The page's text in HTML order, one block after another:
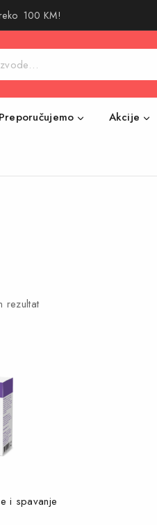
100 KM!
Preporučujemo Akcije
rezultat
i spavanje